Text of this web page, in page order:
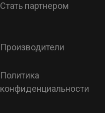
Стать партнером
Производители
Политика
конфиденциальности